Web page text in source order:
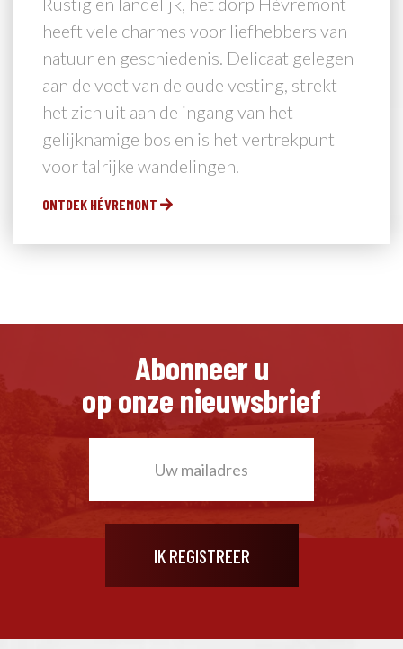
heeft vele charmes voor liefhebbers van
natuur en geschiedenis. Delicaat gelegen
aan de voet van de oude vesting, strekt
het zich uit aan de ingang van het
gelijknamige bos en is het vertrekpunt
voor talrijke wandelingen.
ONTDEK HÉVREMONT
Abonneer u
op onze nieuwsbrief